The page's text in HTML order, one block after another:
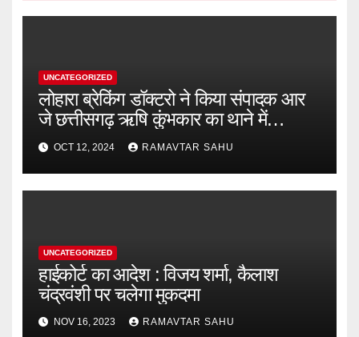
UNCATEGORIZED
लोहारा ब्रेकिंग डॉक्टरो ने किया संपादक आर
जे छत्तीसगढ़ ऋषि कुंभकार का थाने में
शिकायत
OCT 12, 2024 RAMAVTAR SAHU
UNCATEGORIZED
हाईकोर्ट का आदेश : विजय शर्मा, कैलाश
चंद्रवंशी पर चलेगा मुकदमा
NOV 16, 2023 RAMAVTAR SAHU